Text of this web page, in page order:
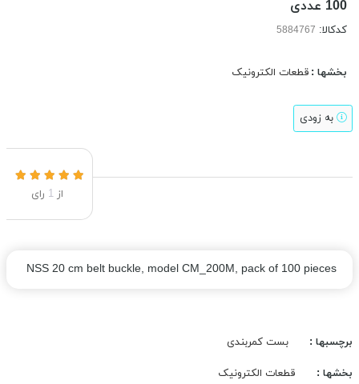
100 عددی
کدکالا:
بخشها : قطعات الکترونیک
به زودی
از 1 رای
NSS 20 cm belt buckle, model CM_200M, pack of 100 pieces
برچسبها : بست کمربندی
بخشها : قطعات الکترونیک